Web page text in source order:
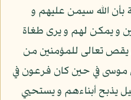
بأن الله سيمن عليهم و
و يمكن لهم و يرى طغاة
يقص تعالى للمؤمنين من
في حين كان فرعون في
يذبح أبناءهم و يستحيي